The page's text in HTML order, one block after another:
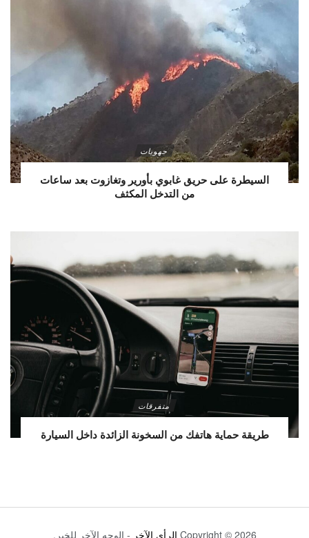
جهويات
السيطرة على حريق غابوي بأورير وتغازوت بعد ساعات
من التدخل المكثف
متفرقات
طريقة حماية هاتفك من السخونة الزائدة داخل السيارة
Copyright © 2026 الرأي الآخر - الوجه الآخر للخبر.